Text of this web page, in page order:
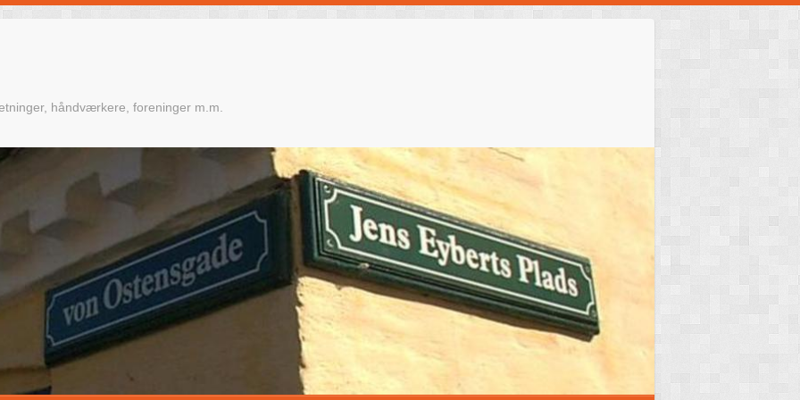
håndværkere, foreninger m.m.